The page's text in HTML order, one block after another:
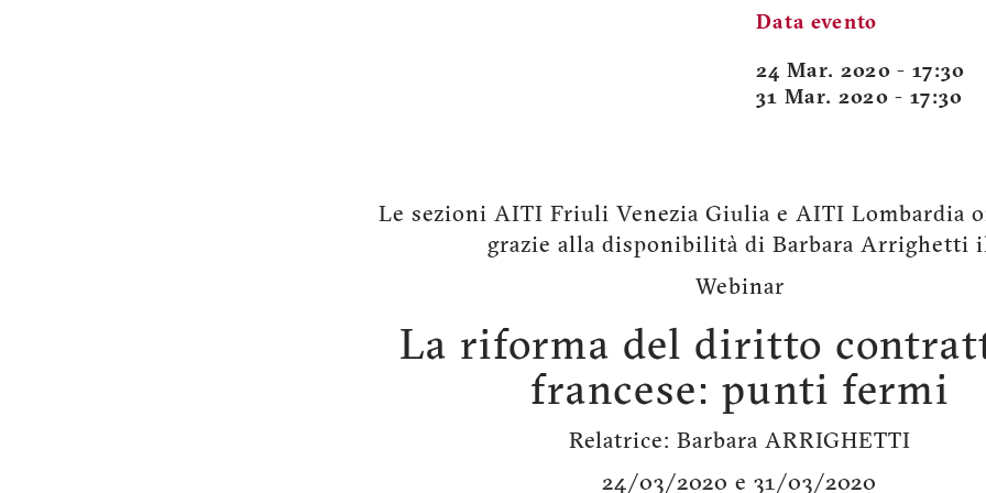
Data evento
24 Mar. 2020 - 17:30
31 Mar. 2020 - 17:30
Le sezioni AITI Friuli Venezia Giulia e AITI Lombardia
grazie alla disponibilità di Barbara Arrighetti
Webinar
La riforma del diritto
francese: punti fermi
Relatrice: Barbara ARRIGHETTI
24/03/2020 e 31/03/2020